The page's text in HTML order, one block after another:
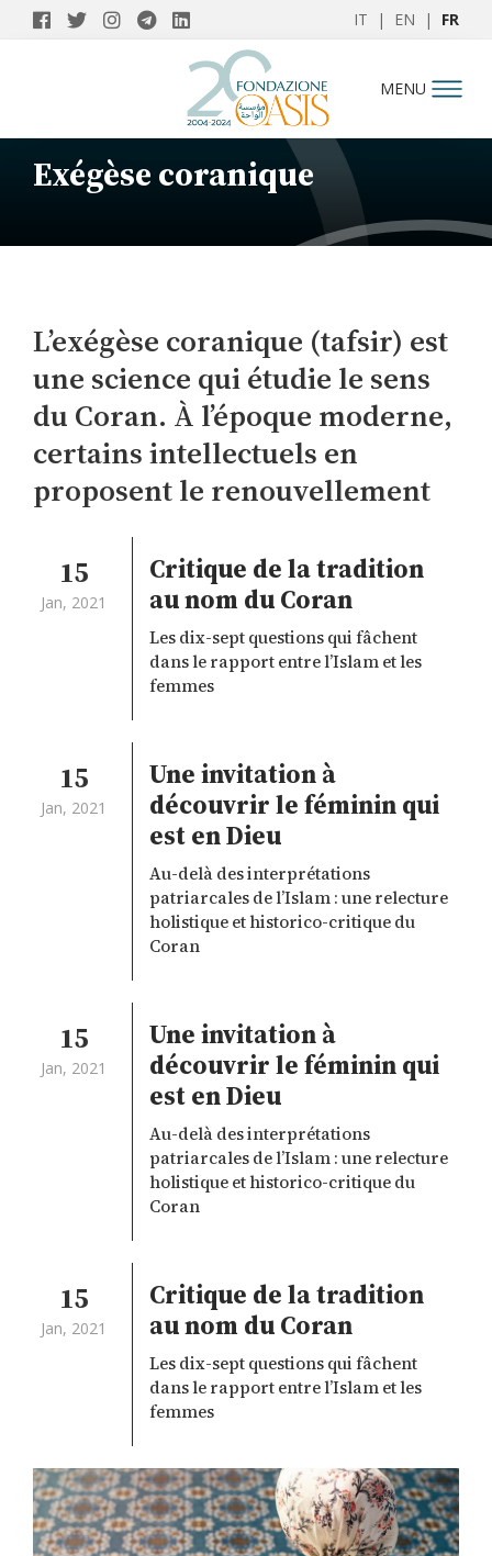
IT | EN | FR
MENU
Exégèse coranique
L’exégèse coranique (tafsir) est
une science qui étudie le sens
du Coran. À l’époque moderne,
certains intellectuels en
proposent le renouvellement
15
Jan, 2021
Critique de la tradition
au nom du Coran
Les dix-sept questions qui fâchent
dans le rapport entre l’Islam et les
femmes
15
Jan, 2021
Une invitation à
découvrir le féminin qui
est en Dieu
Au-delà des interprétations
patriarcales de l’Islam : une relecture
holistique et historico-critique du
Coran
15
Jan, 2021
Une invitation à
découvrir le féminin qui
est en Dieu
Au-delà des interprétations
patriarcales de l’Islam : une relecture
holistique et historico-critique du
Coran
15
Jan, 2021
Critique de la tradition
au nom du Coran
Les dix-sept questions qui fâchent
dans le rapport entre l’Islam et les
femmes